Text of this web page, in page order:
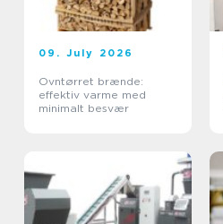
09. July 2026
Ovntørret brænde:
effektiv varme med
minimalt besvær